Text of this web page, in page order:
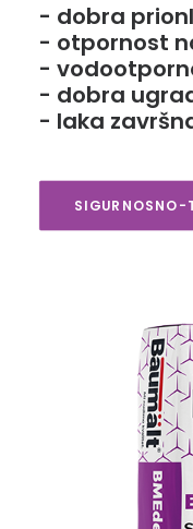
- dobra
- otpornost
-
- dobra
- laka
SIGURNOSNO-